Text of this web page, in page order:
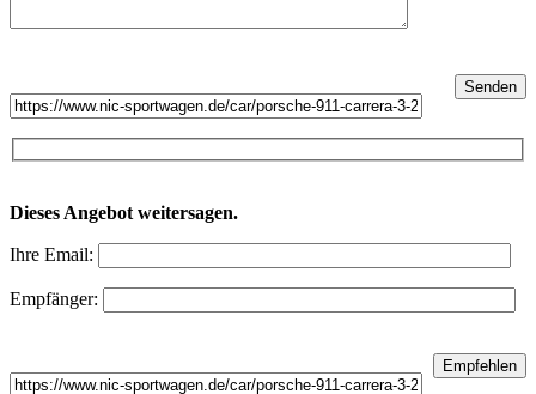
Dieses Angebot weitersagen.
Ihre Email:
Empfänger: